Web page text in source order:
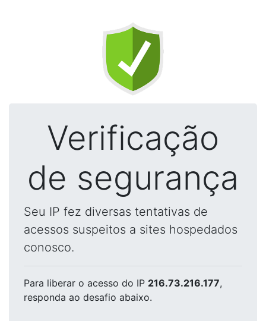
Verificação
de segurança
Seu IP fez diversas tentativas de
acessos suspeitos a sites hospedados
conosco.
Para liberar o acesso do IP 216.73.216.177,
responda ao desafio abaixo.